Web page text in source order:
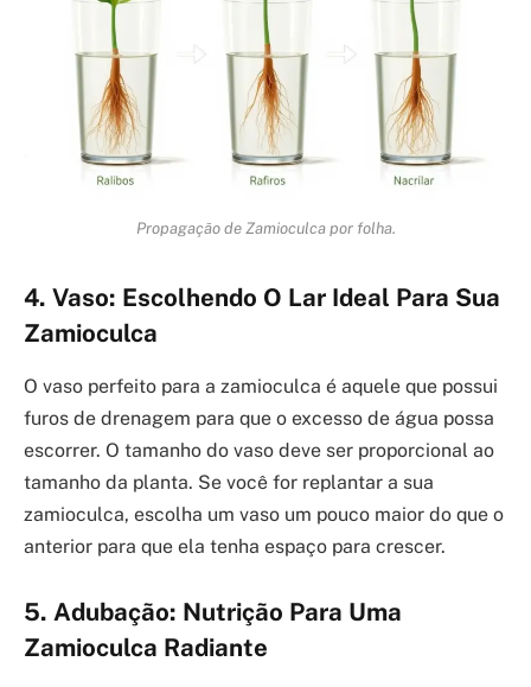
Propagação de Zamioculca por folha.
4. Vaso: Escolhendo O Lar Ideal Para Sua
Zamioculca
O vaso perfeito para a zamioculca é aquele que possui
furos de drenagem para que o excesso de água possa
escorrer. O tamanho do vaso deve ser proporcional ao
tamanho da planta. Se você for replantar a sua
zamioculca, escolha um vaso um pouco maior do que o
anterior para que ela tenha espaço para crescer.
5. Adubação: Nutrição Para Uma
Zamioculca Radiante